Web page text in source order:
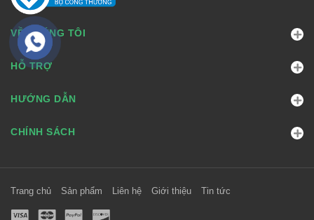
VỀ CHÚNG TÔI
HỖ TRỢ
HƯỚNG DẪN
CHÍNH SÁCH
Trang chủ Sản phẩm Liên hệ Giới thiệu Tin tức